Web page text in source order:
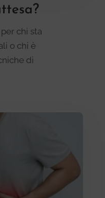
chi sta
o chi è
di